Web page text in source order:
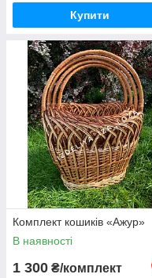
Купити
Комплект кошиків «Ажур»
В наявності
1 300 ₴/комплект